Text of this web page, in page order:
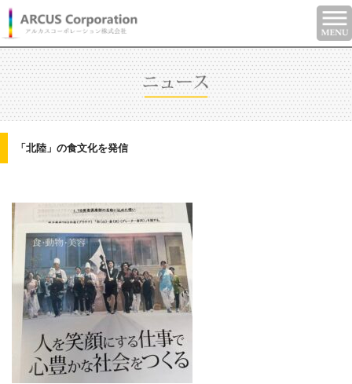
「北陸」の食文化を発信